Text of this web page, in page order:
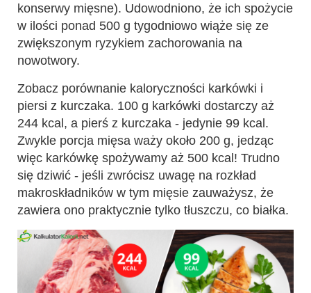
konserwy mięsne). Udowodniono, że ich spożycie
w ilości ponad 500 g tygodniowo wiąże się ze
zwiększonym ryzykiem zachorowania na
nowotwory.
Zobacz porównanie kaloryczności karkówki i
piersi z kurczaka. 100 g karkówki dostarczy aż
244 kcal, a pierś z kurczaka - jedynie 99 kcal.
Zwykle porcja mięsa waży około 200 g, jedząc
więc karkówkę spożywamy aż 500 kcal! Trudno
się dziwić - jeśli zwrócisz uwagę na rozkład
makroskładników w tym mięsie zauważysz, że
zawiera ono praktycznie tylko tłuszczu, co białka.